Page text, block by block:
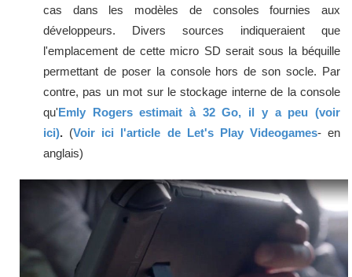
cas dans les modèles de consoles fournies aux
développeurs. Divers sources indiqueraient que
l'emplacement de cette micro SD serait sous la béquille
permettant de poser la console hors de son socle. Par
contre, pas un mot sur le stockage interne de la console
qu'Emly Rogers estimait à 32 Go, il y a peu (voir
ici). (Voir ici l'article de Let's Play Videogames- en
anglais)